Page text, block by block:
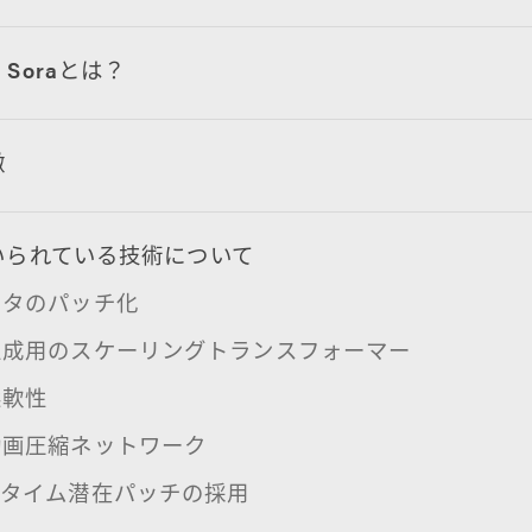
とは？
れている技術について
のパッチ化
用のスケーリングトランスフォーマー
性
圧縮ネットワーク
イム潜在パッチの採用